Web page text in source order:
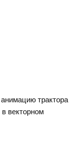
трактора
векторном